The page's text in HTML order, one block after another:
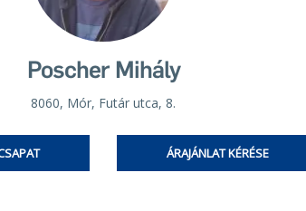
Poscher Mihály
8060, Mór, Futár utca, 8.
ÁRAJÁNLAT KÉRÉSE